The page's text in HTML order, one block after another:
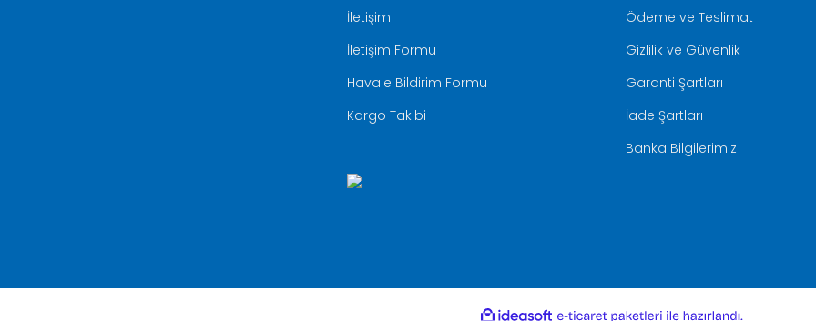
İletişim
İletişim Formu
Havale Bildirim Formu
Kargo Takibi
Ödeme ve Teslimat
Gizlilik ve Güvenlik
Garanti Şartları
İade Şartları
Banka Bilgilerimiz
ideasoft e-